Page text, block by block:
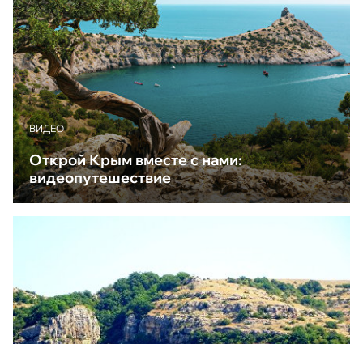
ВИДЕО
Открой Крым вместе с нами:
видеопутешествие